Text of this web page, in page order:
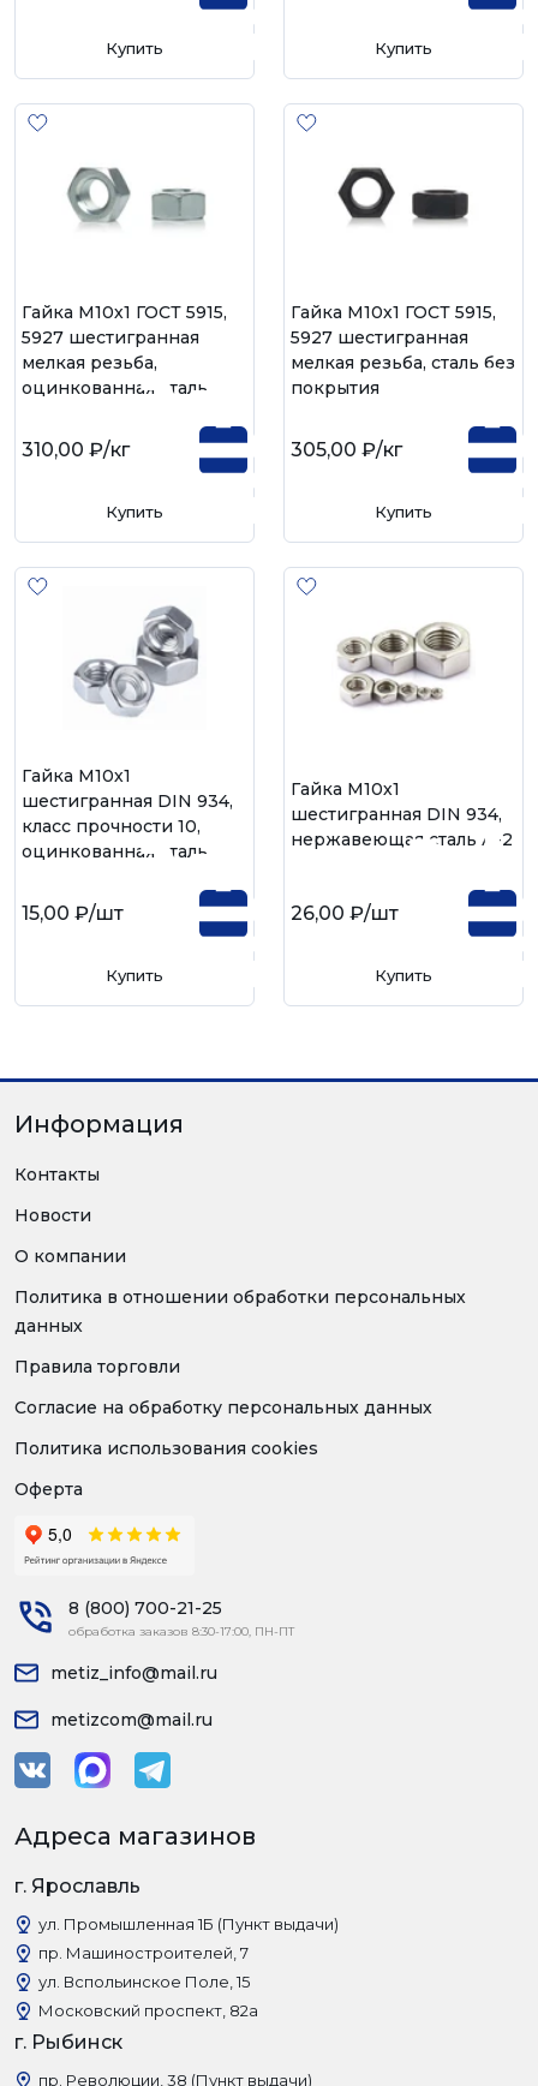
Купить Купить
Гайка М10х1 ГОСТ 5915,
5927 шестигранная
мелкая резьба,
оцинкованная сталь
310,00 ₽/кг
Купить
Гайка М10х1 ГОСТ 5915,
5927 шестигранная
мелкая резьба, сталь без
покрытия
305,00 ₽/кг
Купить
Гайка М10х1
шестигранная DIN 934,
класс прочности 10,
оцинкованная сталь
15,00 ₽/шт
Купить
Гайка М10х1
шестигранная DIN 934,
нержавеющая сталь А-2
26,00 ₽/шт
Купить
Информация
Контакты
Новости
О компании
Политика в отношении обработки персональных
данных
Правила торговли
Согласие на обработку персональных данных
Политика использования cookies
Оферта
8 (800) 700-21-25
обработка заказов 8:30-17:00, ПН-ПТ
metiz_info@mail.ru
metizcom@mail.ru
Адреса магазинов
г. Ярославль
ул. Промышленная 1Б (Пункт выдачи)
пр. Машиностроителей, 7
ул. Вспольинское Поле, 15
Московский проспект, 82а
г. Рыбинск
пр. Революции, 38 (Пункт выдачи)